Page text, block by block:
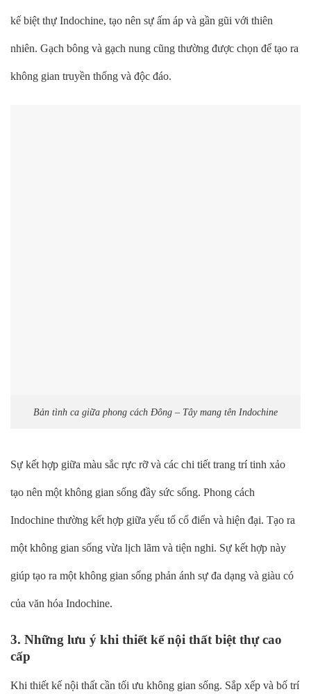
kế biệt thự Indochine, tạo nên sự ấm áp và gần gũi với thiên
nhiên. Gạch bông và gạch nung cũng thường được chọn để tạo ra
không gian truyền thống và độc đáo.
Bản tình ca giữa phong cách Đông – Tây mang tên Indochine
Sự kết hợp giữa màu sắc rực rỡ và các chi tiết trang trí tinh xảo
tạo nên một không gian sống đầy sức sống. Phong cách
Indochine thường kết hợp giữa yếu tố cổ điển và hiện đại. Tạo ra
một không gian sống vừa lịch lãm và tiện nghi. Sự kết hợp này
giúp tạo ra một không gian sống phản ánh sự đa dạng và giàu có
của văn hóa Indochine.
3. Những lưu ý khi thiết kế nội thất biệt thự cao
cấp
Khi thiết kế nội thất cần tối ưu không gian sống. Sắp xếp và bố trí